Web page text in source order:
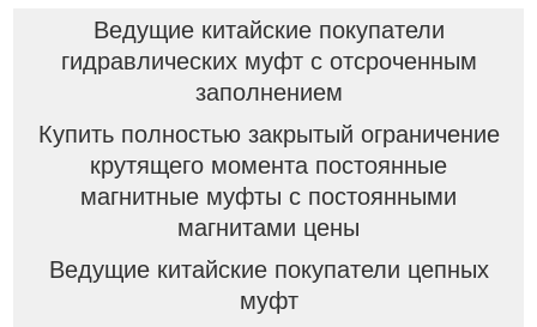
Ведущие китайские покупатели
гидравлических муфт с отсроченным
заполнением
Купить полностью закрытый ограничение
крутящего момента постоянные
магнитные муфты с постоянными
магнитами цены
Ведущие китайские покупатели цепных
муфт